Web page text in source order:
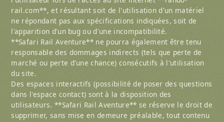
rail.com**, et résultant soit de l'utilisation d'un matériel
ne répondant pas aux spécifications indiquées, soit de
l'apparition d'un bug ou d'une incompatibilité.
**Safari Rail Aventure** ne pourra également être tenu
responsable des dommages indirects (tels que perte de
marché ou perte d'une chance) consécutifs à l'utilisation
du site.
Des espaces interactifs (possibilité de poser des questions
dans l'espace contact) sont à la disposition des
utilisateurs. **Safari Rail Aventure** se réserve le droit de
supprimer, sans mise en demeure préalable, tout contenu